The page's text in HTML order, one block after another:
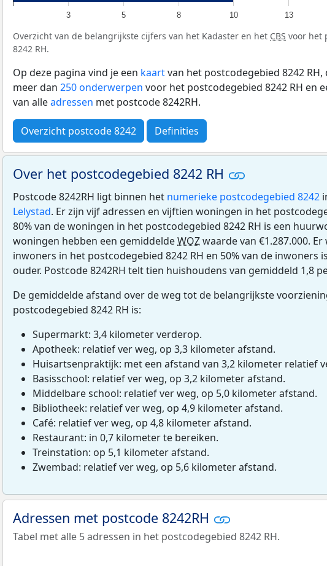
3 5 8 10 13
Overzicht van de belangrijkste cijfers van het Kadaster en het CBS voor het
8242 RH.
Op deze pagina vind je een kaartvan het postcodegebied 8242 RH,
meer dan 250 onderwerpen voor het postcodegebied 8242 RH en
van alleadressen met postcode 8242RH.
Overzicht postcode 8242 Definities
Over het postcodegebied 8242 RH
Postcode 8242RH ligt binnen het numerieke postcodegebied 8242
Lelystad. Er zijn vijf adressen en vijftien woningen in het
80% van de woningen in het postcodegebied 8242 RH is een
woningen hebben een gemiddeldeWOZwaarde van €1.287.000.
inwoners in het postcodegebied 8242 RH en 50% van de inwoners
ouder. Postcode 8242RH telt tien huishoudens van gemiddeld 1,8
De gemiddelde afstand over de weg tot de belangrijkste
postcodegebied 8242 RH is:
Supermarkt: 3,4 kilometer verderop.
Apotheek: relatief ver weg, op 3,3 kilometer afstand.
Huisartsenpraktijk: met een afstand van 3,2 kilometer relatief
Basisschool: relatief ver weg, op 3,2 kilometer afstand.
Middelbare school: relatief ver weg, op 5,0 kilometer afstand.
Bibliotheek: relatief ver weg, op 4,9 kilometer afstand.
Café: relatief ver weg, op 4,8 kilometer afstand.
Restaurant: in 0,7 kilometer te bereiken.
Treinstation: op 5,1 kilometer afstand.
Zwembad: relatief ver weg, op 5,6 kilometer afstand.
Adressen met postcode 8242RH
Tabel met alle 5 adressen in het postcodegebied 8242 RH.